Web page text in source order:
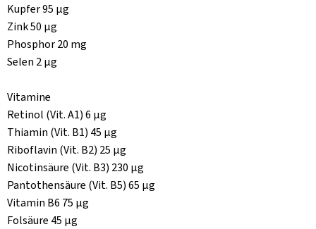
Kupfer 95 µg
Zink 50 µg
Phosphor 20 mg
Selen 2 µg
Vitamine
Retinol (Vit. A1) 6 µg
Thiamin (Vit. B1) 45 µg
Riboflavin (Vit. B2) 25 µg
Nicotinsäure (Vit. B3) 230 µg
Pantothensäure (Vit. B5) 65 µg
Vitamin B6 75 µg
Folsäure 45 µg